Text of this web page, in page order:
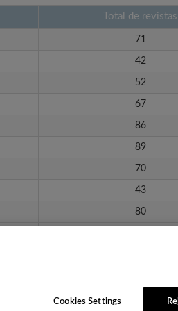
Total de revistas
71
42
52
67
86
89
70
43
80
Cookies Settings